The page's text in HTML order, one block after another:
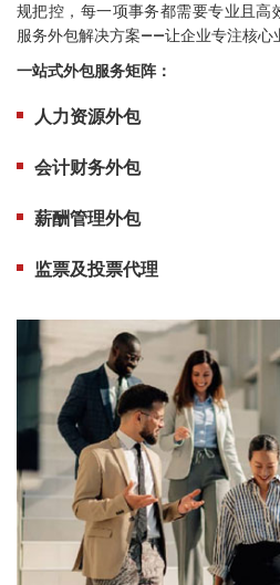
规把控，每一项事务都需要专业且高
服务外包解决方案——让企业专注核心
一站式外包服务矩阵：
人力资源外包
会计财务外包
薪酬管理外包
监票及投票代理